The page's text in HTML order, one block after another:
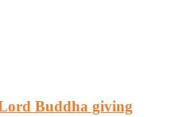
Buddha giving